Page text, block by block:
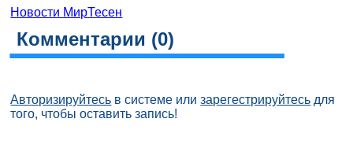
Новости МирТесен
Комментарии (0)
Авторизируйтесь в системе илизарегестрируйтесь для
того, чтобы оставить запись!